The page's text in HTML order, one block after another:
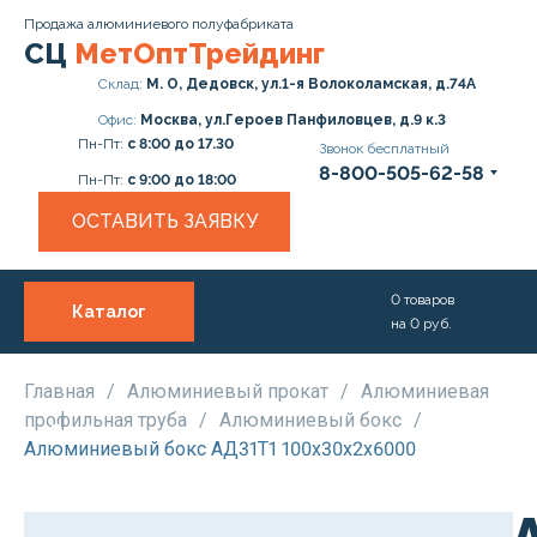
Продажа алюминиевого полуфабриката
СЦ МетОптТрейдинг
Склад: М. О, Дедовск, ул.1-я Волоколамская, д.74А
Офис: Москва, ул.Героев Панфиловцев, д.9 к.3
Пн-Пт: с 8:00 до 17.30
Пн-Пт: с 9:00 до 18:00
Звонок бесплатный
8-800-505-62-58
ОСТАВИТЬ ЗАЯВКУ
Каталог
Прайс
0 товаров
на 0 руб.
Главная / Алюминиевый прокат / Алюминиевая
профильная труба / Алюминиевый бокс /
Алюминиевый бокс АД31Т1 100х30х2х6000